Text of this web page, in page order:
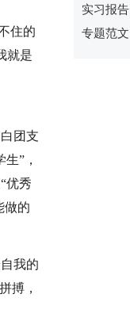
住的
就是
团支
”，
优秀
做的
我的
搏，
实习报告
专题范文